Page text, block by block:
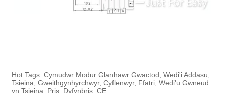
Hot Tags: Cymudwr Modur Glanhawr Gwactod, Wedi'i Addasu,
Tsieina, Gweithgynhyrchwyr, Cyflenwyr, Ffatri, Wedi'u Gwneud
yn Tsieina, Pris, Dyfynbris, CE